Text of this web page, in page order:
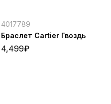
4017789
Браслет Cartier Гвоздь
4,499₽